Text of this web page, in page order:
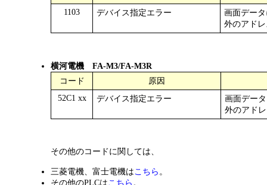
1103
デバイス指定エラー
画面デー
外のアド
横河電機 FA-M3/FA-M3R
コード
原因
52C1 xx
デバイス指定エラー
画面デー
外のアド
その他のコードに関しては、
三菱電機、富士電機はこちら 。
その他のPLCはこちら 。